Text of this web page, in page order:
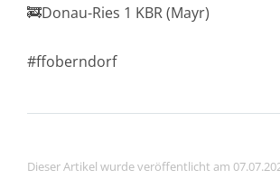
🚒Donau-Ries 1 KBR (Mayr)
#ffoberndorf
Dieser Artikel wurde veröffentlicht am